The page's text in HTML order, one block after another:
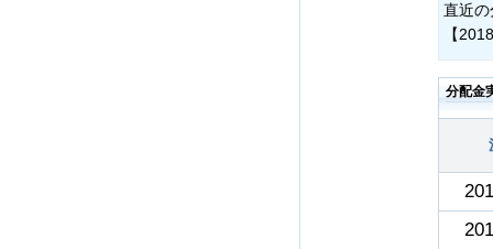
直近
【
分配金